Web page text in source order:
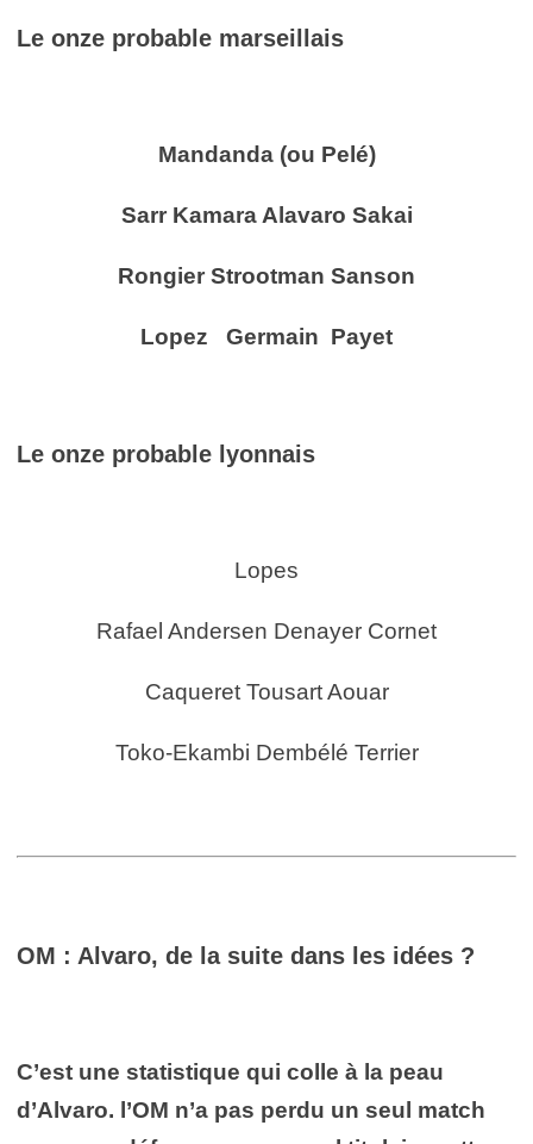
Le onze probable marseillais
Mandanda (ou Pelé)
Sarr Kamara Alavaro Sakai
Rongier Strootman Sanson
Lopez Germain Payet
Le onze probable lyonnais
Lopes
Rafael Andersen Denayer Cornet
Caqueret Tousart Aouar
Toko-Ekambi Dembélé Terrier
OM : Alvaro, de la suite dans les idées ?
C’est une statistique qui colle à la peau
d’Alvaro. l’OM n’a pas perdu un seul match